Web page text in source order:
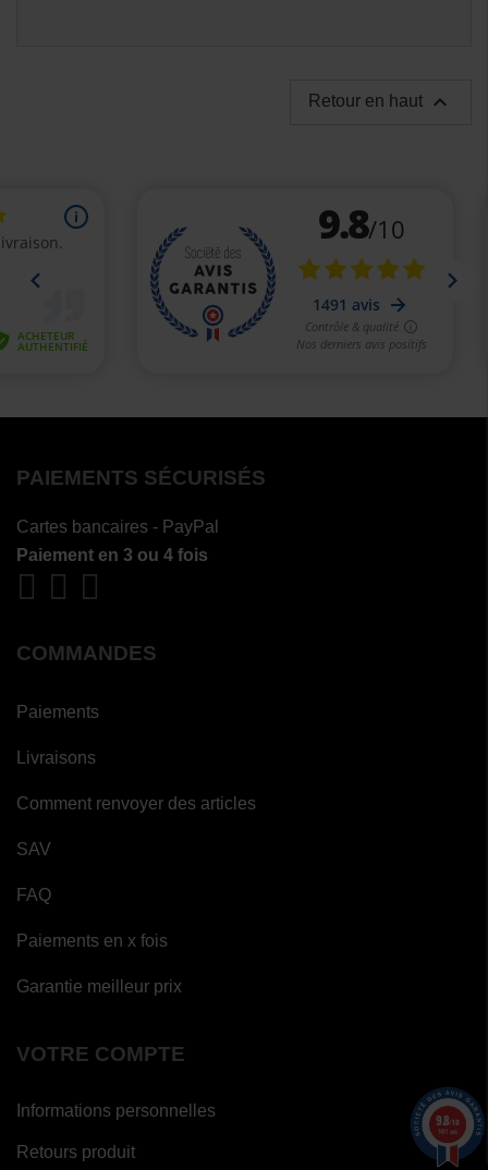
Retour en haut 
PAIEMENTS SÉCURISÉS
Cartes bancaires - PayPal
Paiement en 3 ou 4 fois
COMMANDES
Paiements
Livraisons
Comment renvoyer des articles
SAV
FAQ
Paiements en x fois
Garantie meilleur prix
VOTRE COMPTE
Informations personnelles
Retours produit
9.8/10
1491 avis